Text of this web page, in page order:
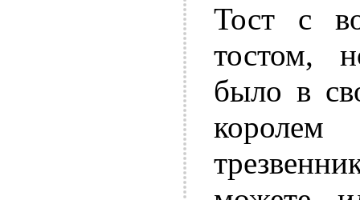
Тост с
тостом,
было в